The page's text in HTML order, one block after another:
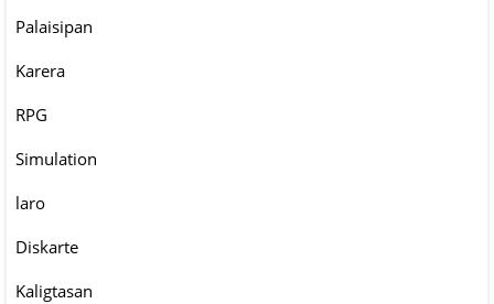
Palaisipan
Karera
RPG
Simulation
laro
Diskarte
Kaligtasan